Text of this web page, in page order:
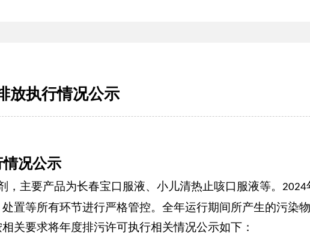
放执行情况公示
情况公示
主要产品为长春宝口服液、小儿清热止咳口服液等。 2024
置等所有环节进行严格管控。全年运行期间所产生的污染
关要求将年度排污许可执行相关情况公示如下：